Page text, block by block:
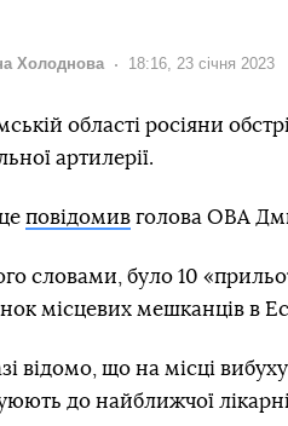
Холоднова Дата:
18:16, 23 січня 2023
області росіяни
артилерії.
повідомив голова ОВА
словами, було 10
місцевих мешканців в
відомо, що на місці
до найближчої